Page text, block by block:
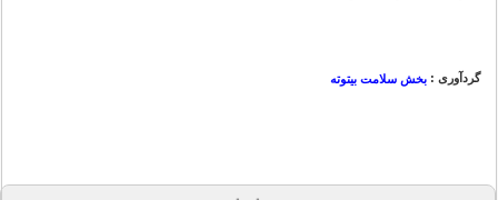
گردآوری : بخش سلامت بیتوته